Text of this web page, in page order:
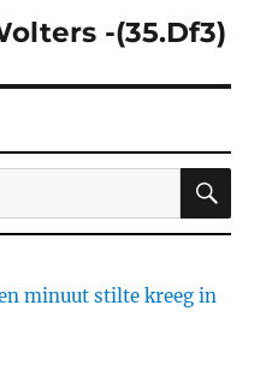
-(35.Df3)
minuut stilte kreeg in